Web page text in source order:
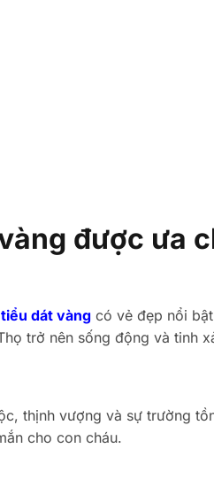
được ưa
dát vàng có vẻ đẹp nổi
trở nên sống động và tinh
thịnh vượng và sự trường
cho con cháu.